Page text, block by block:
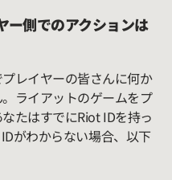
ー側でのアクションは
レイヤーの皆さんに何か
ライアットのゲームをプ
たはすでにRiot IDを持っ
がわからない場合、以下